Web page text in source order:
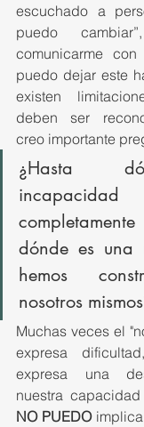
escuchado a
puedo
comunicarme
puedo dejar este
existen
deben ser
creo importante
¿Hasta
dónde es una
hemos
nosotros
Muchas veces el
expresa
expresa una
nuestra
NO PUEDO